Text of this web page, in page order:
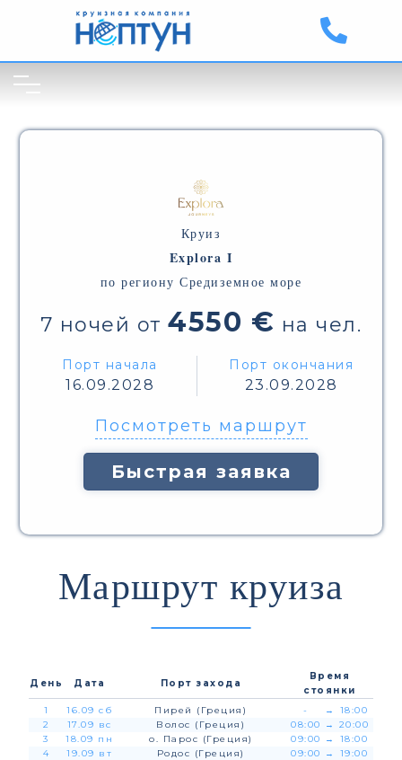
Круиз
Explora I
по региону Средиземное море
7 ночей от4550 € на чел.
Порт начала
16.09.2028
Порт окончания
23.09.2028
Посмотреть маршрут
Быстрая заявка
Маршрут круиза
День Дата Порт захода
Время
стоянки
1
16.09 сб Пирей (Греция) - →
18:00
2
17.09 вс Волос (Греция) 08:00 →
20:00
3
18.09 пн о. Парос (Греция) 09:00 →
18:00
4
19.09 вт Родос (Греция) 09:00 →
19:00